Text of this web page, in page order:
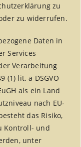
zu
zu widerrufen.
Daten in
Services
Verarbeitung
(1) lit. a DSGVO
als ein Land
nach EU-
das Risiko,
Kontroll- und
unter
–